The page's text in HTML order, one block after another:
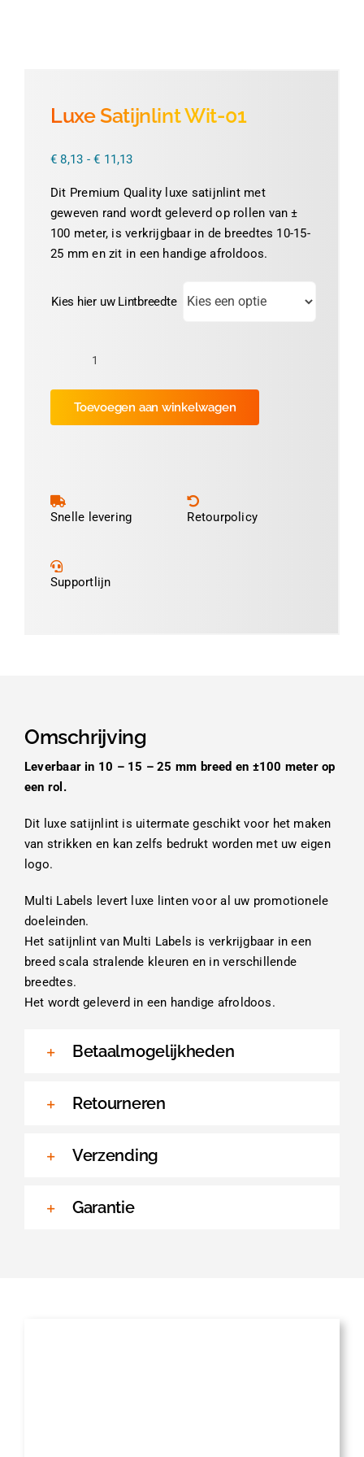
Luxe Satijnlint Wit-01
€ 8,13 - € 11,13Prijsklasse:
tot
€ 11,13
Dit Premium Quality luxe satijnlint met
geweven rand wordt geleverd op rollen van ±
100 meter, is verkrijgbaar in de breedtes 10-15-
25 mm en zit in een handige afroldoos.
Kies hier uw Lintbreedte
Luxe
Satijnlint
Wit-
01
Toevoegen aan winkelwagen
Snelle levering Retourpolicy
Supportlijn
Omschrijving
Leverbaar in 10 – 15 – 25 mm breed en ±100 meter op
een rol.
Dit luxe satijnlint is uitermate geschikt voor het maken
van strikken en kan zelfs bedrukt worden met uw eigen
logo.
Multi Labels levert luxe linten voor al uw promotionele
doeleinden.
Het satijnlint van Multi Labels is verkrijgbaar in een
breed scala stralende kleuren en in verschillende
breedtes.
Het wordt geleverd in een handige afroldoos.
Betaalmogelijkheden
Retourneren
Verzending
Garantie